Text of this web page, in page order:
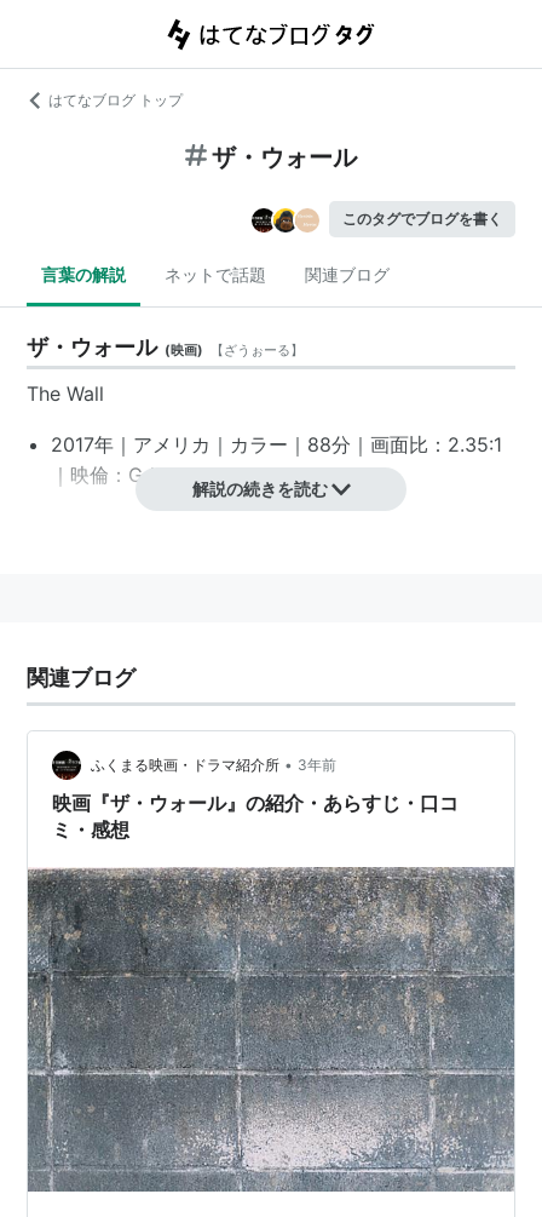
はてなブログ トップ
ザ・ウォール
このタグでブログを書く
言葉の解説 ネットで話題 関連ブログ
ザ・ウォール (映画) 【ざうぉーる】
The Wall
2017年｜アメリカ｜カラー｜88分｜画面比：2.35:1
｜映倫：G｜MPAA: R*1
脚本：ドウェイン・ウォーレル
プロダクションデザイン： ジェフ・マン
衣装デザイン：
シンディ・エヴァンス
編集：ジュリア・ブロッシュ
キャスト
アーロン・テイラー＝ジョンソン
ジョン・シナ
ライト・ナクリ（声の出演）
概要
2007年、イラク。アメリカ兵のアイザック（アー
ロン・テイラー=ジョンソン）とマシューズ（ジョ
解説の続きを読む
関連ブログ
ふくまる映画・ドラマ紹介所 • 3年前
映画『ザ・ウォール』の紹介・あらすじ・口コ
ミ・感想